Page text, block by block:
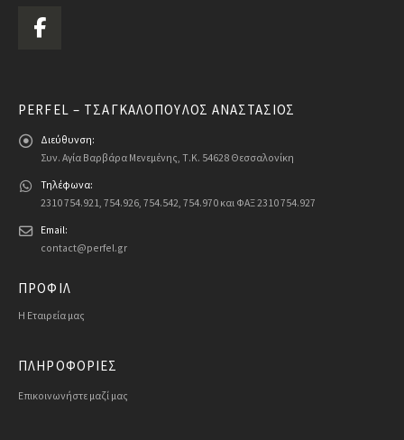
PERFEL – ΤΣΑΓΚΑΛΌΠΟΥΛΟΣ ΑΝΑΣΤΆΣΙΟΣ
Διεύθυνση:
Συν. Αγία Βαρβάρα Μενεμένης, Τ.Κ. 54628 Θεσσαλονίκη
Τηλέφωνα:
2310 754.921, 754.926, 754.542, 754.970 και ΦΑΞ 2310 754.927
Email:
contact@perfel.gr
ΠΡΟΦΙΛ
Η Εταιρεία μας
ΠΛΗΡΟΦΟΡΙΕΣ
Επικοινωνήστε μαζί μας